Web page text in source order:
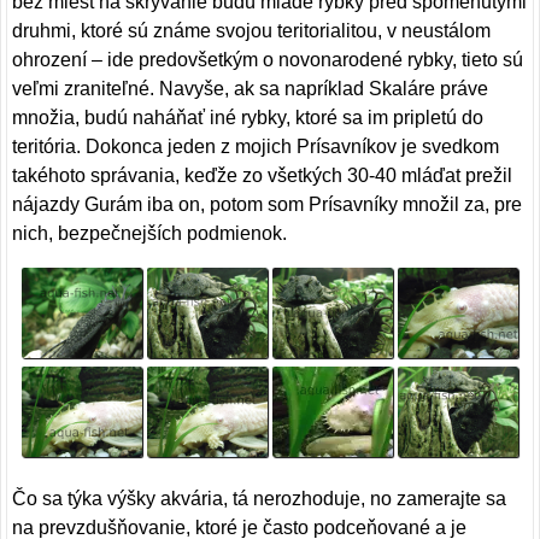
druhmi, ktoré sú známe svojou teritorialitou, v neustálom
ohrození – ide predovšetkým o novonarodené rybky, tieto sú
veľmi zraniteľné. Navyše, ak sa napríklad Skaláre práve
množia, budú naháňať iné rybky, ktoré sa im pripletú do
teritória. Dokonca jeden z mojich Prísavníkov je svedkom
takéhoto správania, keďže zo všetkých 30-40 mláďat prežil
nájazdy Gurám iba on, potom som Prísavníky množil za, pre
nich, bezpečnejších podmienok.
Čo sa týka výšky akvária, tá nerozhoduje, no zamerajte sa
na prevzdušňovanie, ktoré je často podceňované a je